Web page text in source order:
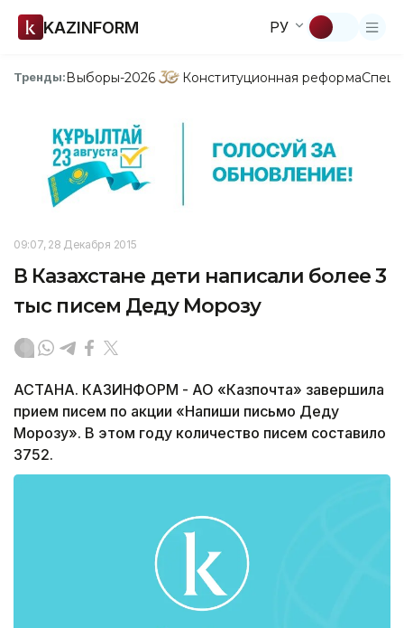
KAZINFORM РУ
Тренды:Выборы-2026 Конституционная реформа
09:07, 28 Декабря 2015
В Казахстане дети написали более 3
тыс писем Деду Морозу
АСТАНА. КАЗИНФОРМ - АО «Казпочта» завершила
прием писем по акции «Напиши письмо Деду
Морозу». В этом году количество писем составило
3752.